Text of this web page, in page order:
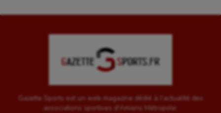
Gazette Sports est un web magazine dédié à l'actualité des
associations sportives d'Amiens Métropole.